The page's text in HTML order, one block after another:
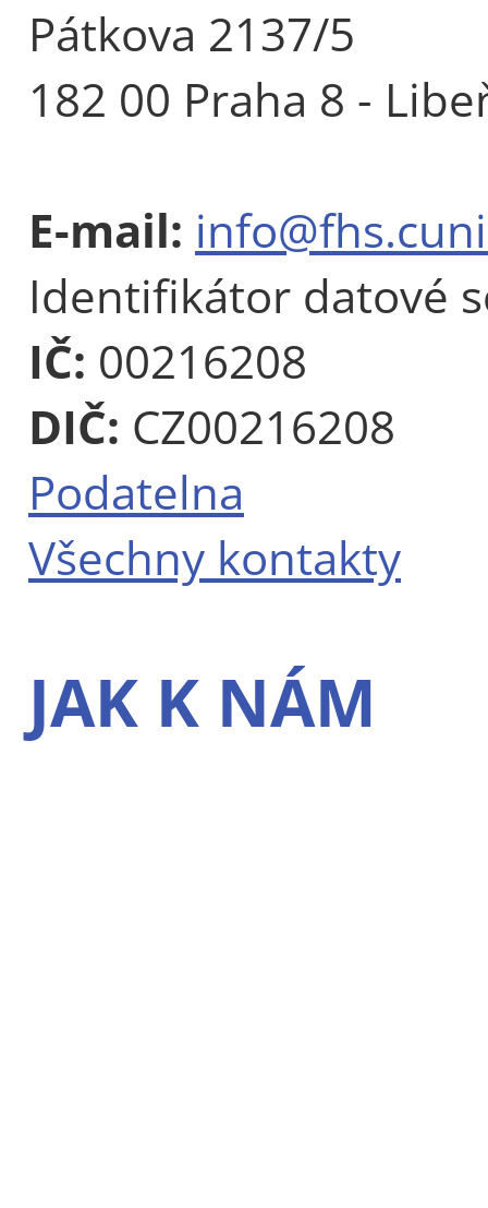
Pátkova 2137/5
182 00 Praha 8 -
E-mail:
Identifikátor datové
IČ: 00216208
DIČ: CZ00216208
Podatelna
Všechny kontakty
JAK K NÁM